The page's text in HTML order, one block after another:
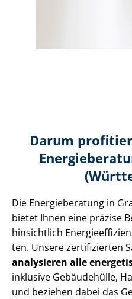
Darum
Die Energieberatung in
bietet Ihnen eine präzise
hinsichtlich
ten. Unsere zertifizierten
analysieren alle
inklusive Gebäudehülle,
und beziehen dabei das